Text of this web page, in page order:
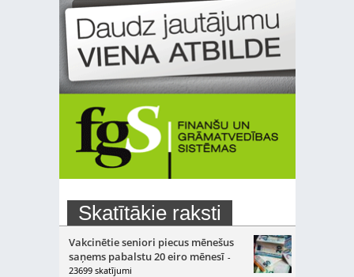
Skatītākie raksti
Vakcinētie seniori piecus mēnešus
saņems pabalstu 20 eiro mēnesī -
23699 skatījumi